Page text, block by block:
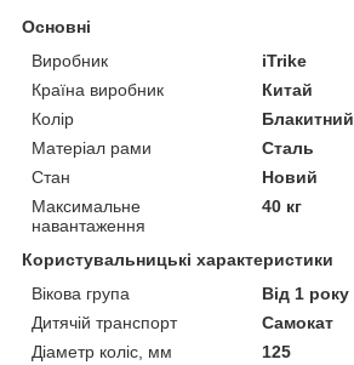
Основні
Виробник
iTrike
Країна виробник
Китай
Колір
Блакитний
Матеріал рами
Сталь
Стан
Новий
Максимальне
навантаження
40 кг
Користувальницькі характеристики
Вікова група
Від 1 року
Дитячій транспорт
Самокат
Діаметр коліс, мм
125